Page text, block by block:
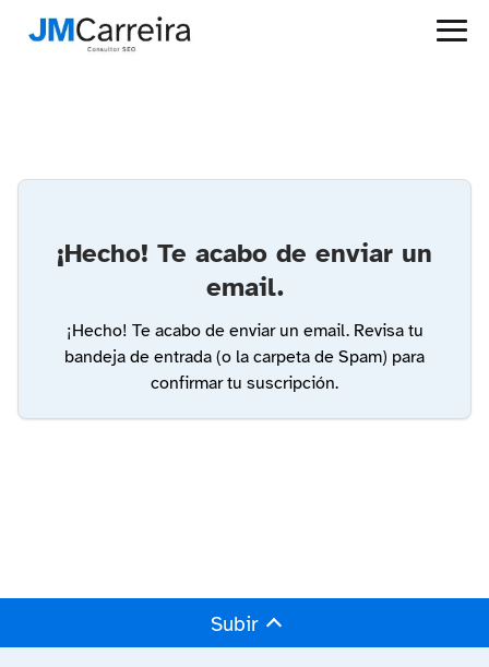
¡Hecho! Te acabo de enviar un
email.
¡Hecho! Te acabo de enviar un email. Revisa tu
bandeja de entrada (o la carpeta de Spam) para
confirmar tu suscripción.
Subir